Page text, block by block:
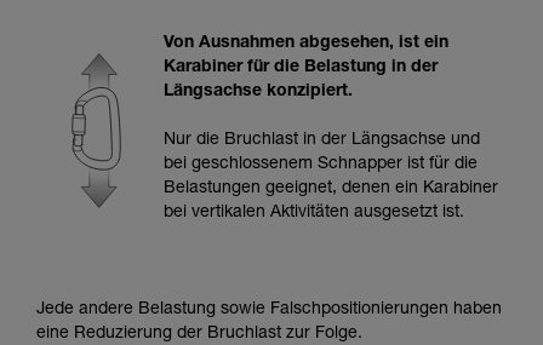
verstehen zu können, müssen Sie zuerst die in
der Gebrauchsanweisung enthaltenen
Informationen richtig verstanden haben.
Die Beherrschung dieser Techniken setzt eine
entsprechende Ausbildung und ein spezielles
Training voraus. Prüfen Sie zusammen mit
einem Profi, ob Sie in der Lage sind, den
Vorgang alleine sicher zu wiederholen, bevor
noch andere Techniken, die hier nicht
beschrieben werden.
Von Ausnahmen abgesehen, ist ein
Karabiner für die Belastung in der
Längsachse konzipiert.
Nur die Bruchlast in der Längsachse und
bei geschlossenem Schnapper ist für die
Belastungen geeignet, denen ein Karabiner
bei vertikalen Aktivitäten ausgesetzt ist.
Jede andere Belastung sowie Falschpositionierungen haben
eine Reduzierung der Bruchlast zur Folge.